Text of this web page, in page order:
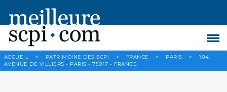
ACCUEIL > PATRIMOINE DES SCPI > FRANCE > PARIS >
104,
AVENUE DE VILLIERS - PARIS - 75017 - FRANCE